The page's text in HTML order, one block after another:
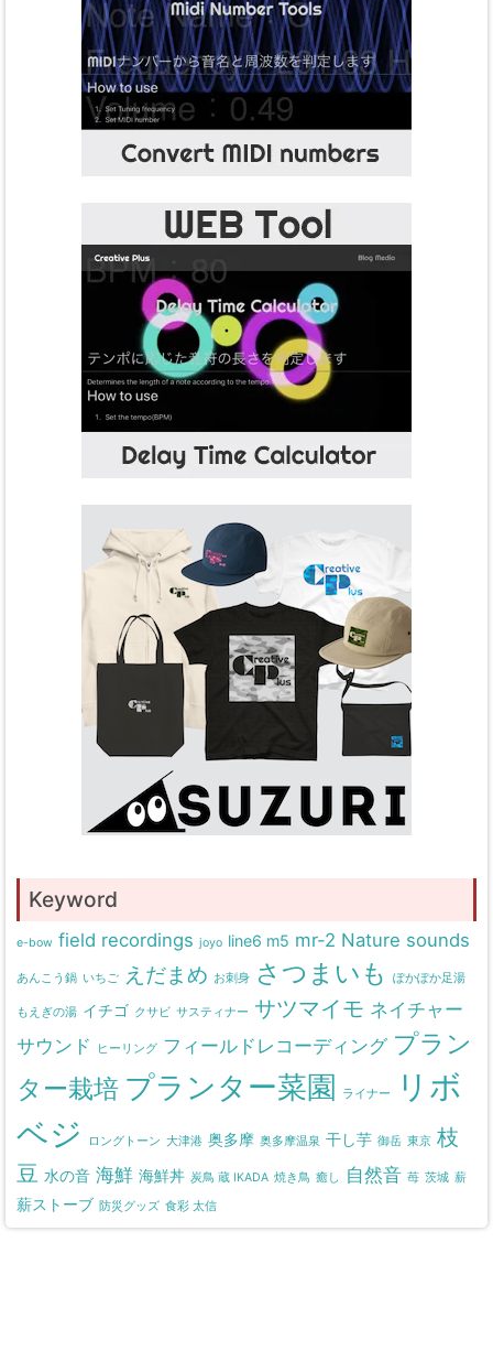
Keyword
e-bow field recordings joyo line6 m5 mr-2 Nature sounds
あんこう鍋 いちご えだまめ お刺身 さつまいも ぽかぽか足湯
もえぎの湯 イチゴ クサビ サスティナー サツマイモ ネイチャー
サウンド
ヒーリング フィールドレコーディング プラン
ター栽培 プランター菜園 ライナー
リボ
ベジ
ロングトーン 大津港 奥多摩 奥多摩温泉 干し芋 御岳 東京 枝
豆 水の音 海鮮 海鮮丼 炭鳥 蔵 IKADA 焼き鳥 癒し 自然音 苺 茨城 薪
薪ストーブ 防災グッズ 食彩 太信